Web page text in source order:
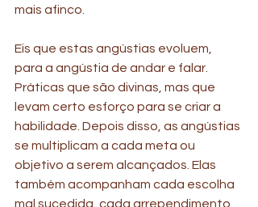
mais afinco.
Eis que estas angústias evoluem,
para a angústia de andar e falar.
Práticas que são divinas, mas que
levam certo esforço para se criar a
habilidade. Depois disso, as angústias
se multiplicam a cada meta ou
objetivo a serem alcançados. Elas
também acompanham cada escolha
mal sucedida, cada arrependimento,